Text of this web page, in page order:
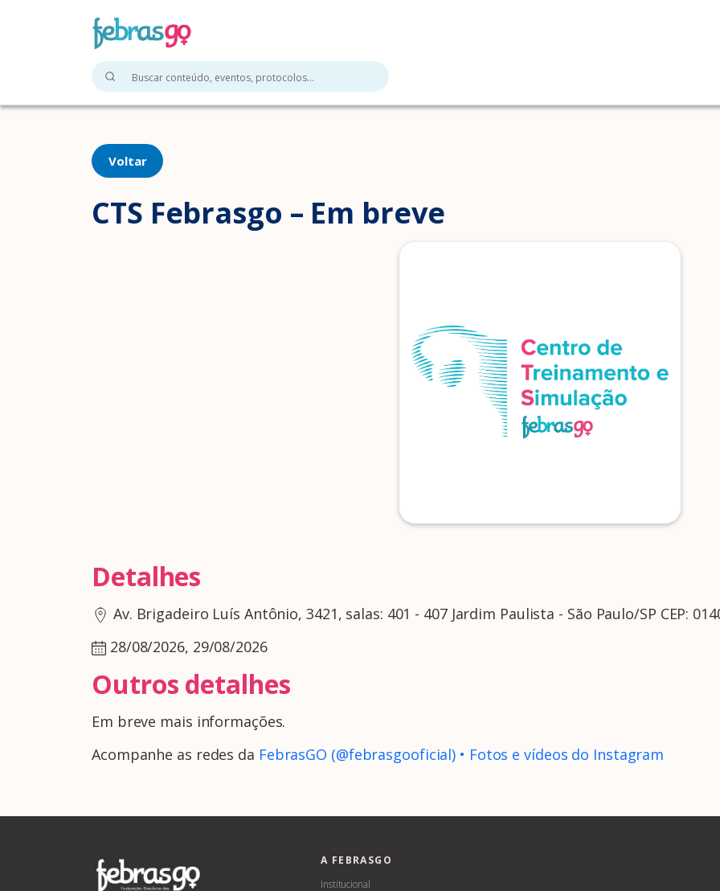
Voltar
CTS Febrasgo – Em breve
Detalhes
Av. Brigadeiro Luís Antônio, 3421, salas: 401 - 407 Jardim Paulista - São Paulo/SP CEP:
28/08/2026, 29/08/2026
Outros detalhes
Em breve mais informações.
Acompanhe as redes da FebrasGO (@febrasgooficial) • Fotos e vídeos do Instagram
A FEBRASGO
Institucional